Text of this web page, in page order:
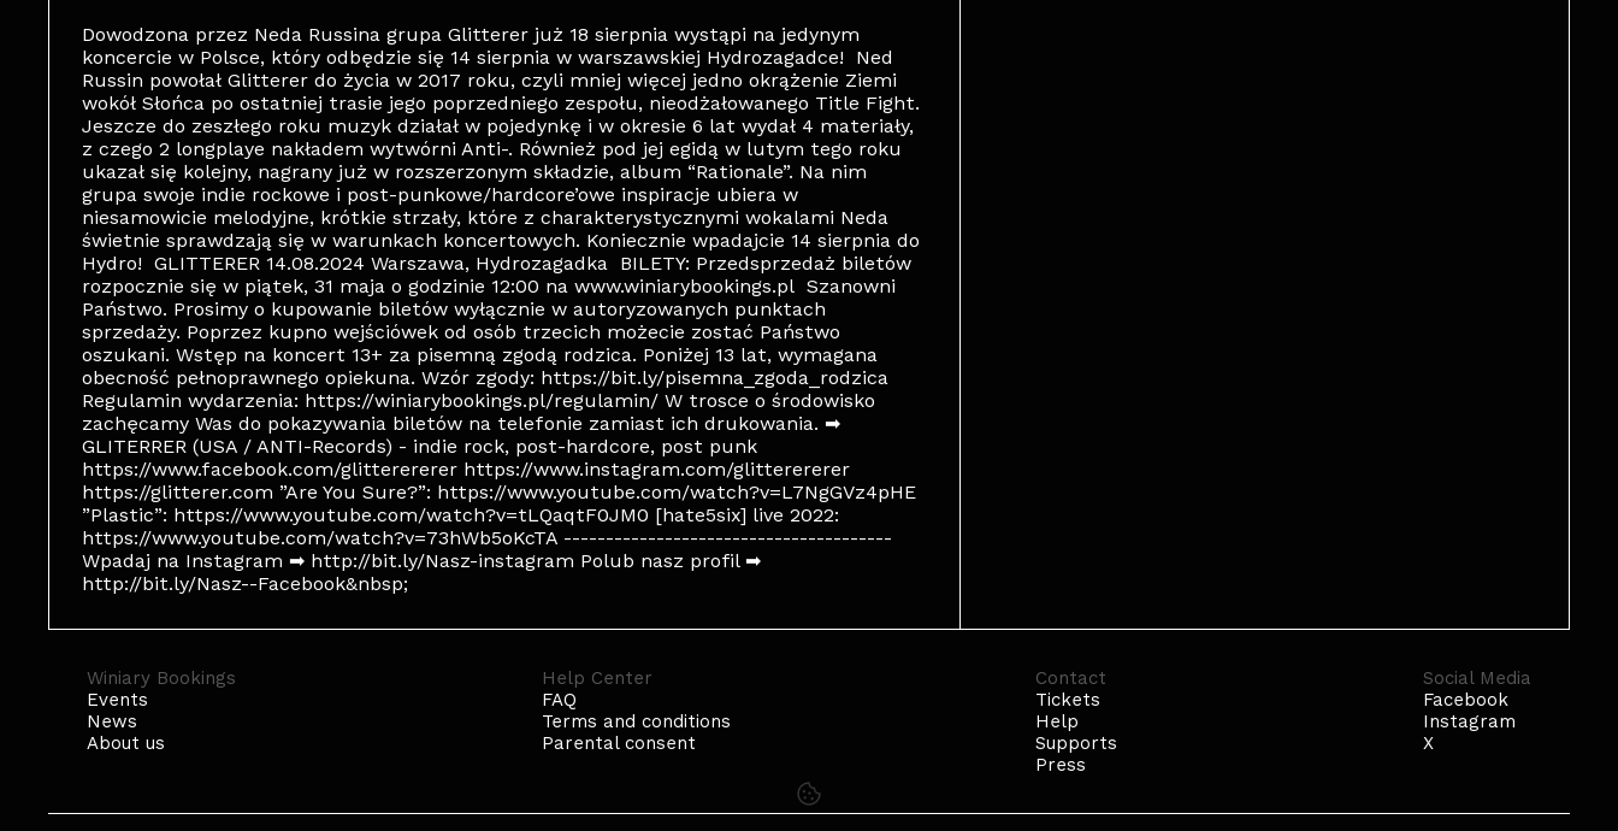
Dowodzona przez Neda Russina grupa Glitterer już 18 sierpnia wystąpi na jedynym
koncercie w Polsce, który odbędzie się 14 sierpnia w warszawskiej Hydrozagadce! Ned
Russin powołał Glitterer do życia w 2017 roku, czyli mniej więcej jedno okrążenie Ziemi
wokół Słońca po ostatniej trasie jego poprzedniego zespołu, nieodżałowanego Title Fight.
Jeszcze do zeszłego roku muzyk działał w pojedynkę i w okresie 6 lat wydał 4 materiały,
z czego 2 longplaye nakładem wytwórni Anti-. Również pod jej egidą w lutym tego roku
ukazał się kolejny, nagrany już w rozszerzonym składzie, album “Rationale”. Na nim
grupa swoje indie rockowe i post-punkowe/hardcore’owe inspiracje ubiera w
niesamowicie melodyjne, krótkie strzały, które z charakterystycznymi wokalami Neda
świetnie sprawdzają się w warunkach koncertowych. Koniecznie wpadajcie 14 sierpnia do
Hydro! GLITTERER 14.08.2024 Warszawa, Hydrozagadka BILETY: Przedsprzedaż biletów
rozpocznie się w piątek, 31 maja o godzinie 12:00 na www.winiarybookings.pl Szanowni
Państwo. Prosimy o kupowanie biletów wyłącznie w autoryzowanych punktach
sprzedaży. Poprzez kupno wejściówek od osób trzecich możecie zostać Państwo
oszukani. Wstęp na koncert 13+ za pisemną zgodą rodzica. Poniżej 13 lat, wymagana
obecność pełnoprawnego opiekuna. Wzór zgody: https://bit.ly/pisemna_zgoda_rodzica
Regulamin wydarzenia: https://winiarybookings.pl/regulamin/ W trosce o środowisko
zachęcamy Was do pokazywania biletów na telefonie zamiast ich drukowania. ➡
GLITERRER (USA / ANTI-Records) - indie rock, post-hardcore, post punk
https://www.facebook.com/glitterererer https://www.instagram.com/glitterererer
https://glitterer.com ”Are You Sure?”: https://www.youtube.com/watch?v=L7NgGVz4pHE
”Plastic”: https://www.youtube.com/watch?v=tLQaqtF0JM0 [hate5six] live 2022:
https://www.youtube.com/watch?v=73hWb5oKcTA ---------------------------------------
Wpadaj na Instagram ➡ http://bit.ly/Nasz-instagram Polub nasz profil ➡
http://bit.ly/Nasz--Facebook&nbsp;
Winiary Bookings
Events
News
About us
Help Center
FAQ
Terms and conditions
Parental consent
Contact
Tickets
Help
Supports
Press
Social Media
Facebook
Instagram
X